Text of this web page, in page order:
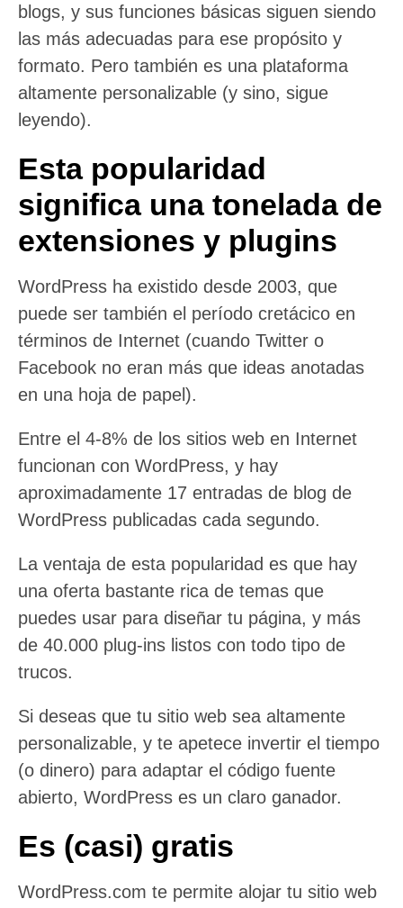
blogs, y sus funciones básicas siguen siendo
las más adecuadas para ese propósito y
formato. Pero también es una plataforma
altamente personalizable (y sino, sigue
leyendo).
Esta popularidad
significa una tonelada de
extensiones y plugins
WordPress ha existido desde 2003, que
puede ser también el período cretácico en
términos de Internet (cuando Twitter o
Facebook no eran más que ideas anotadas
en una hoja de papel).
Entre el 4-8% de los sitios web en Internet
funcionan con WordPress, y hay
aproximadamente 17 entradas de blog de
WordPress publicadas cada segundo.
La ventaja de esta popularidad es que hay
una oferta bastante rica de temas que
puedes usar para diseñar tu página, y más
de 40.000 plug-ins listos con todo tipo de
trucos.
Si deseas que tu sitio web sea altamente
personalizable, y te apetece invertir el tiempo
(o dinero) para adaptar el código fuente
abierto, WordPress es un claro ganador.
Es (casi) gratis
WordPress.com te permite alojar tu sitio web